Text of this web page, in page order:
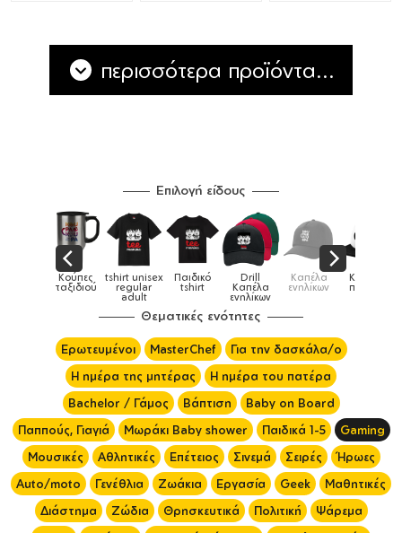
περισσότερα προϊόντα...
Επιλογή είδους
Drill
Καπέλα
Καπέλα
ενηλίκων
Καπέλα
παιδικά Κούπες Κούπες
ειδικές
Θεματικές ενότητες
Ερωτευμένοι MasterChef
Για την δασκάλα/ο
Η ημέρα της μητέρας
Η ημέρα του πατέρα
Bachelor / Γάμος
Βάπτιση
Baby on Board
Παππούς, Γιαγιά
Μωράκι Baby shower Παιδικά 1-5
Gaming
Μουσικές
Αθλητικές Επέτειος Σινεμά Σειρές
Ήρωες
Auto/moto
Γενέθλια Ζωάκια Εργασία Geek
Μαθητικές
Διάστημα
Ζώδια Θρησκευτικά Πολιτική
Ψάρεμα